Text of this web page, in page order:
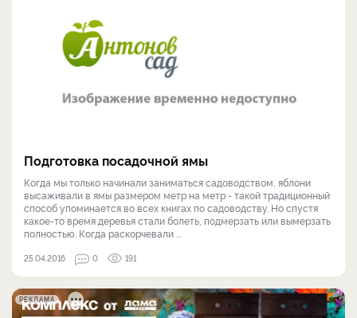
​Подготовка посадочной ямы
Когда мы только начинали заниматься садоводством, яблони
высаживали в ямы размером метр на метр - такой традиционный
способ упоминается во всех книгах по садоводству. Но спустя
какое-то время деревья стали болеть, подмерзать или вымерзать
полностью. Когда раскорчевали ...
25.04.2016 0 191
РЕКЛАМА